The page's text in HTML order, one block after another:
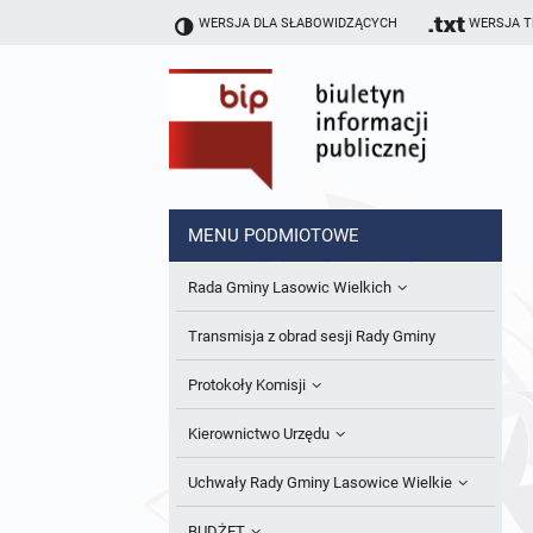
WERSJA DLA SŁABOWIDZĄCYCH WERSJA
MENU PODMIOTOWE
Rada Gminy Lasowic Wielkich
Sesje Rady Gminy
Skład Rady Gminy
Interpelacje i Zapytania Radnych
Komisje Rady Gminy i informacja o
Transmisja z obrad sesji Rady Gminy
Protokoły Komisji
Komisja Budżetu i Finansów
Komisja Oświatowa
Kierownictwo Urzędu
Wójt
Uchwały Rady Gminy Lasowice Wielkie